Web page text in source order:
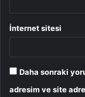
İnternet sitesi
Daha sonraki
adresim ve site